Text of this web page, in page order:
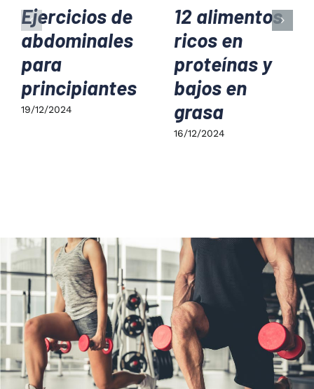
Ejercicios de
abdominales
para
principiantes
19/12/2024
12 alimentos
ricos en
proteínas y
bajos en
grasa
16/12/2024